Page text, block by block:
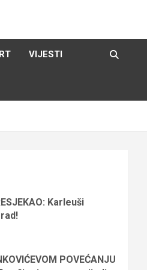
VIJESTI
Karleuši
POVEĆANJU